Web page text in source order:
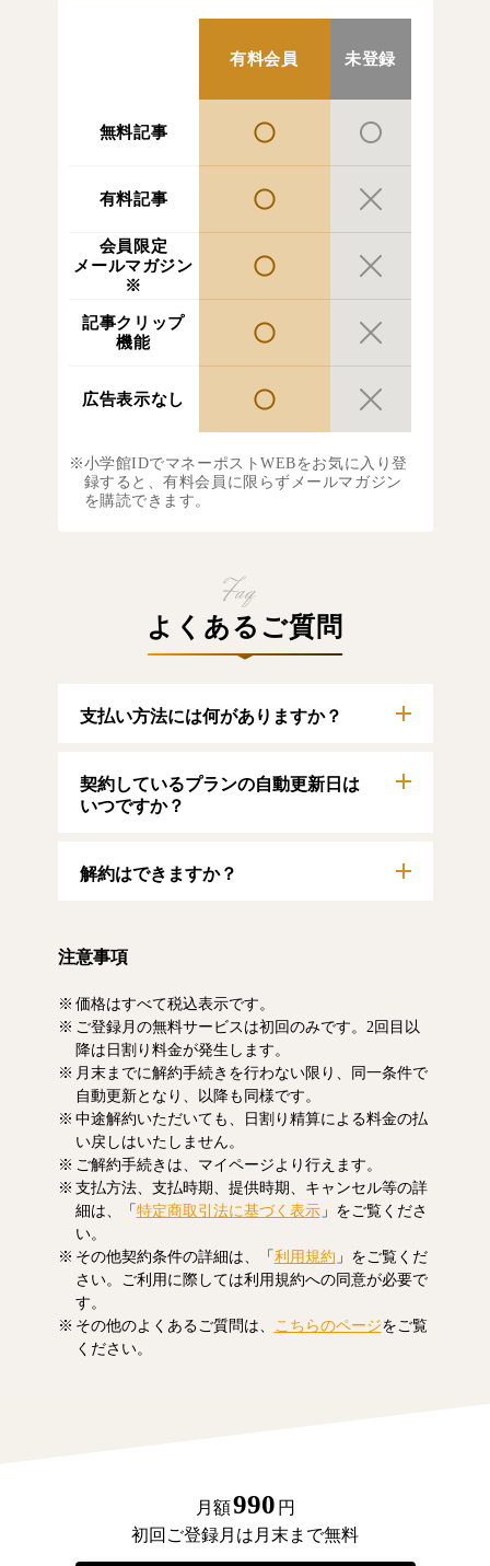
有料会員 未登録
無料記事
有料記事
会員限定
メールマガジン
※
記事クリップ
機能
広告表示なし
小学館IDでマネーポストWEBをお気に入り登
録すると、有料会員に限らずメールマガジン
を購読できます。
よくあるご質問
支払い方法には何がありますか？
す。
【クレジットカード】
契約しているプランの自動更新日は
いつですか？
ンのご利用期間は、マイページにてご確認い
解約はできますか？
事をお読みいただけます。なお、日割り清算
注意事項
価格はすべて税込表示です。
ご登録月の無料サービスは初回のみです。2回目以
降は日割り料金が発生します。
月末までに解約手続きを行わない限り、同一条件で
自動更新となり、以降も同様です。
中途解約いただいても、日割り精算による料金の払
い戻しはいたしません。
ご解約手続きは、マイページより行えます。
支払方法、支払時期、提供時期、キャンセル等の詳
細は、「特定商取引法に基づく表示」をご覧くださ
い。
その他契約条件の詳細は、「利用規約 」をご覧くだ
さい。ご利用に際しては利用規約への同意が必要で
す。
その他のよくあるご質問は、
こちらのページをご覧
ください。
月額990 円
初回ご登録月は月末まで無料